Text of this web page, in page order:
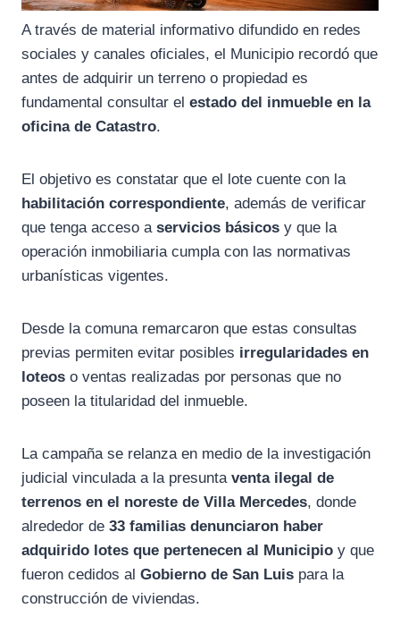
A través de material informativo difundido en redes
sociales y canales oficiales, el Municipio recordó que
antes de adquirir un terreno o propiedad es
fundamental consultar el estado del inmueble en la
oficina de Catastro.
El objetivo es constatar que el lote cuente con la
habilitación correspondiente, además de verificar
que tenga acceso a servicios básicos y que la
operación inmobiliaria cumpla con las normativas
urbanísticas vigentes.
Desde la comuna remarcaron que estas consultas
previas permiten evitar posibles irregularidades en
loteos o ventas realizadas por personas que no
poseen la titularidad del inmueble.
La campaña se relanza en medio de la investigación
judicial vinculada a la presunta venta ilegal de
terrenos en el noreste de Villa Mercedes, donde
alrededor de 33 familias denunciaron haber
adquirido lotes que pertenecen al Municipio y que
fueron cedidos al Gobierno de San Luis para la
construcción de viviendas.